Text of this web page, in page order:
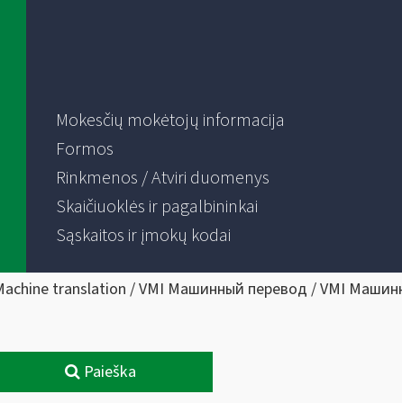
Mokesčių mokėtojų informacija
Formos
Rinkmenos / Atviri duomenys
Skaičiuoklės ir pagalbininkai
Sąskaitos ir įmokų kodai
translation / VMI Машинный перевод / VMI
Paieška